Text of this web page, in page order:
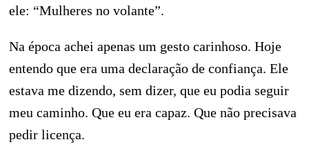
ele: “Mulheres no volante”.
Na época achei apenas um gesto carinhoso. Hoje
entendo que era uma declaração de confiança. Ele
estava me dizendo, sem dizer, que eu podia seguir
meu caminho. Que eu era capaz. Que não precisava
pedir licença.